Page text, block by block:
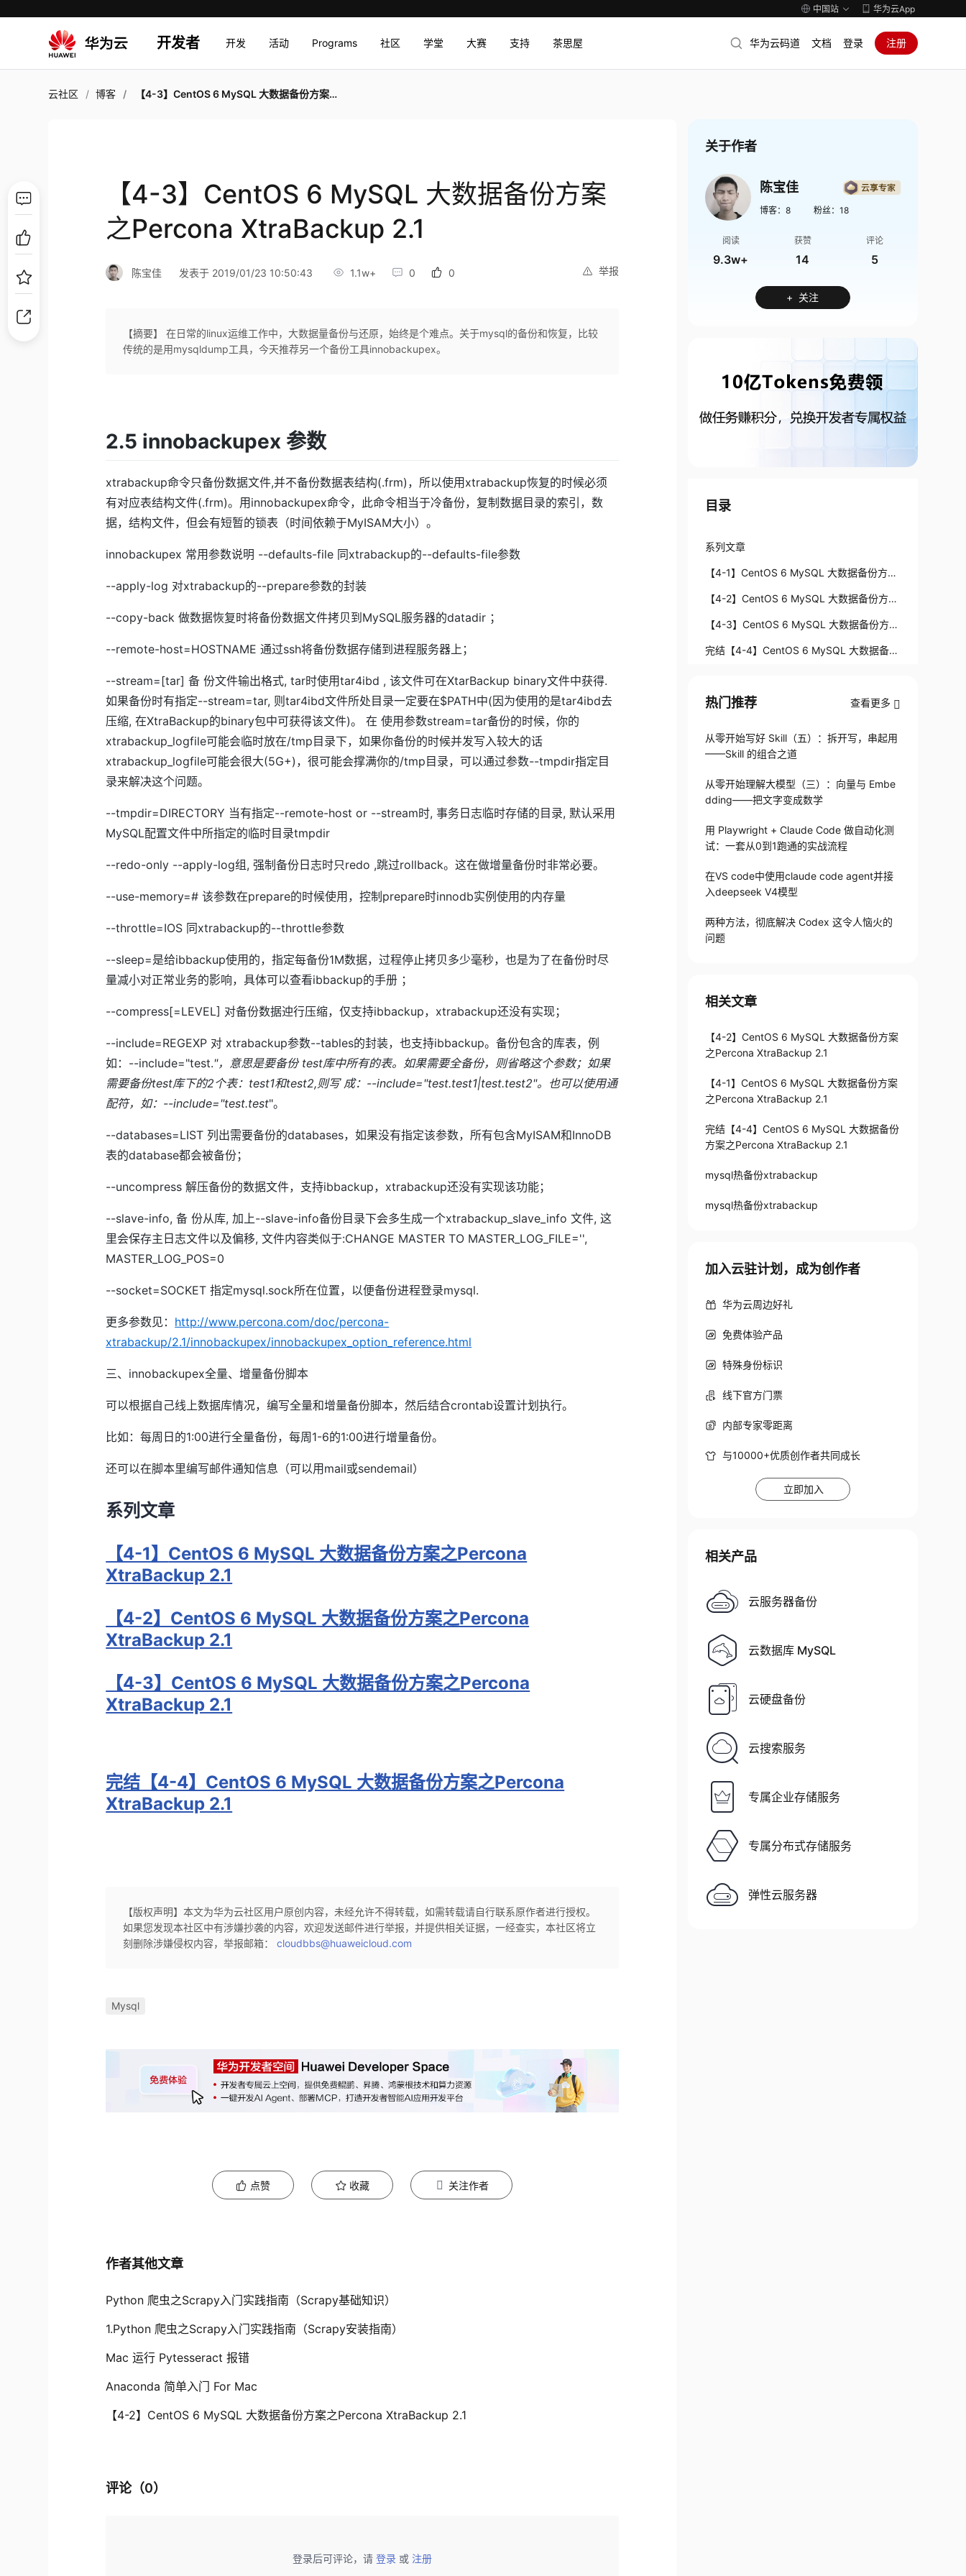
中国站 华为云App
开发者 开发 活动 Programs 社区 学堂 大赛 支持 茶思屋 华为云码道 文档 登录 注册
云社区 博客 【4-3】CentOS 6 MySQL 大数据备份方案之Percona XtraBackup 2.1
【4-3】CentOS 6 MySQL 大数据备份方案
之Percona XtraBackup 2.1
举报
陈宝佳 发表于 2019/01/23 10:50:43 1.1w+ 0 0
【摘要】 在日常的linux运维工作中，大数据量备份与还原，始终是个难点。关于mysql的备份和恢复，比较
传统的是用mysqldump工具，今天推荐另一个备份工具innobackupex。
2.5 innobackupex 参数
xtrabackup命令只备份数据文件,并不备份数据表结构(.frm)，所以使用xtrabackup恢复的时候必须
有对应表结构文件(.frm)。用innobackupex命令，此命令相当于冷备份，复制数据目录的索引，数
据，结构文件，但会有短暂的锁表（时间依赖于MyISAM大小）。
innobackupex 常用参数说明 --defaults-file 同xtrabackup的--defaults-file参数
--apply-log 对xtrabackup的--prepare参数的封装
--copy-back 做数据恢复时将备份数据文件拷贝到MySQL服务器的datadir ；
--remote-host=HOSTNAME 通过ssh将备份数据存储到进程服务器上；
--stream=[tar] 备 份文件输出格式, tar时使用tar4ibd , 该文件可在XtarBackup binary文件中获得.
如果备份时有指定--stream=tar, 则tar4ibd文件所处目录一定要在$PATH中(因为使用的是tar4ibd去
压缩, 在XtraBackup的binary包中可获得该文件)。 在 使用参数stream=tar备份的时候，你的
xtrabackup_logfile可能会临时放在/tmp目录下，如果你备份的时候并发写入较大的话
xtrabackup_logfile可能会很大(5G+)，很可能会撑满你的/tmp目录，可以通过参数--tmpdir指定目
录来解决这个问题。
--tmpdir=DIRECTORY 当有指定--remote-host or --stream时, 事务日志临时存储的目录, 默认采用
MySQL配置文件中所指定的临时目录tmpdir
--redo-only --apply-log组, 强制备份日志时只redo ,跳过rollback。这在做增量备份时非常必要。
--use-memory=# 该参数在prepare的时候使用，控制prepare时innodb实例使用的内存量
--throttle=IOS 同xtrabackup的--throttle参数
--sleep=是给ibbackup使用的，指定每备份1M数据，过程停止拷贝多少毫秒，也是为了在备份时尽
量减小对正常业务的影响，具体可以查看ibbackup的手册 ；
--compress[=LEVEL] 对备份数据迚行压缩，仅支持ibbackup，xtrabackup还没有实现；
--include=REGEXP 对 xtrabackup参数--tables的封装，也支持ibbackup。备份包含的库表，例
如：--include="test."，意思是要备份 test库中所有的表。如果需要全备份，则省略这个参数；如果
需要备份test库下的2个表：test1和test2,则写 成：--include="test.test1|test.test2"。也可以使用通
配符，如：--include="test.test"。
--databases=LIST 列出需要备份的databases，如果没有指定该参数，所有包含MyISAM和InnoDB
表的database都会被备份；
--uncompress 解压备份的数据文件，支持ibbackup，xtrabackup还没有实现该功能；
--slave-info, 备 份从库, 加上--slave-info备份目录下会多生成一个xtrabackup_slave_info 文件, 这
里会保存主日志文件以及偏移, 文件内容类似于:CHANGE MASTER TO MASTER_LOG_FILE='',
MASTER_LOG_POS=0
--socket=SOCKET 指定mysql.sock所在位置，以便备份进程登录mysql.
更多参数见： http://www.percona.com/doc/percona-
xtrabackup/2.1/innobackupex/innobackupex_option_reference.html
三、innobackupex全量、增量备份脚本
可以根据自己线上数据库情况，编写全量和增量备份脚本，然后结合crontab设置计划执行。
比如：每周日的1:00进行全量备份，每周1-6的1:00进行增量备份。
还可以在脚本里编写邮件通知信息（可以用mail或sendemail）
系列文章
【4-1】 CentOS 6 MySQL 大数据备份方案之Percona
XtraBackup 2.1
【4-2】CentOS 6 MySQL 大数据备份方案之Percona
XtraBackup 2.1
【4-3】CentOS 6 MySQL 大数据备份方案之Percona
XtraBackup 2.1
完结【4-4】CentOS 6 MySQL 大数据备份方案之Percona
XtraBackup 2.1
【版权声明】本文为华为云社区用户原创内容，未经允许不得转载，如需转载请自行联系原作者进行授权。
如果您发现本社区中有涉嫌抄袭的内容，欢迎发送邮件进行举报，并提供相关证据，一经查实，本社区将立
刻删除涉嫌侵权内容，举报邮箱：cloudbbs@huaweicloud.com
Mysql
点赞 收藏 关注作者
作者其他文章
Python 爬虫之Scrapy入门实践指南（Scrapy基础知识）
1.Python 爬虫之Scrapy入门实践指南（Scrapy安装指南）
Mac 运行 Pytesseract 报错
Anaconda 简单入门 For Mac
【4-2】CentOS 6 MySQL 大数据备份方案之Percona XtraBackup 2.1
评论（0）
登录后可评论，请 登录 或 注册
关于作者
陈宝佳
博客： 8 粉丝： 18
阅读
9.3w+
获赞
14
评论
5
+ 关注
目录
系列文章
【4-1】CentOS 6 MySQL 大数据备份方案
之Percona XtraBackup 2.1
【4-2】CentOS 6 MySQL 大数据备份方案
之Percona XtraBackup 2.1
【4-3】CentOS 6 MySQL 大数据备份方案
之Percona XtraBackup 2.1
完结【4-4】CentOS 6 MySQL 大数据备份
热门推荐 查看更多
从零开始写好 Skill（五）：拆开写，串起用
——Skill 的组合之道
从零开始理解大模型（三）：向量与 Embe
dding——把文字变成数学
用 Playwright + Claude Code 做自动化测
试：一套从0到1跑通的实战流程
在VS code中使用claude code agent并接
入deepseek V4模型
两种方法，彻底解决 Codex 这令人恼火的
问题
相关文章
【4-2】CentOS 6 MySQL 大数据备份方案
之Percona XtraBackup 2.1
【4-1】CentOS 6 MySQL 大数据备份方案
之Percona XtraBackup 2.1
完结【4-4】CentOS 6 MySQL 大数据备份
方案之Percona XtraBackup 2.1
mysql热备份xtrabackup
mysql热备份xtrabackup
加入云驻计划，成为创作者
华为云周边好礼
免费体验产品
特殊身份标识
线下官方门票
内部专家零距离
与10000+优质创作者共同成长
立即加入
相关产品
云服务器备份
云数据库 MySQL
云硬盘备份
云搜索服务
专属企业存储服务
专属分布式存储服务
弹性云服务器